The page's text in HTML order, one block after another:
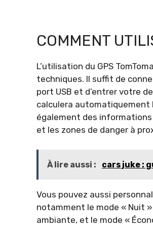
COMMENT
L’utilisation du GPS
techniques. Il suffit de
port USB et d’entrer votre
calculera automatiquement
également des
et les zones de danger à
À lire aussi : cars juke :
Vous pouvez aussi
notamment le mode « Nuit
ambiante, et le mode «